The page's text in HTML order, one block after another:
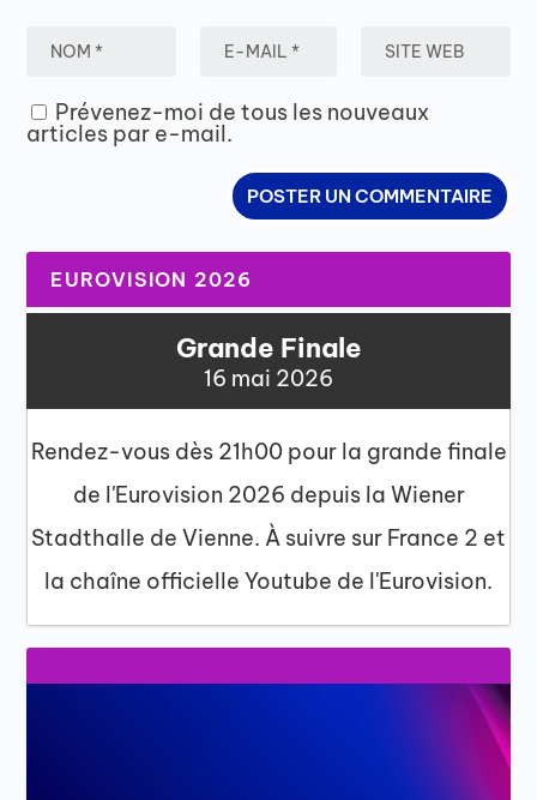
Prévenez-moi de tous les nouveaux
articles par e-mail.
EUROVISION 2026
Grande Finale
16 mai 2026
Rendez-vous dès 21h00 pour la grande finale
de l'Eurovision 2026 depuis la Wiener
Stadthalle de Vienne. À suivre sur France 2 et
la chaîne officielle Youtube de l'Eurovision.